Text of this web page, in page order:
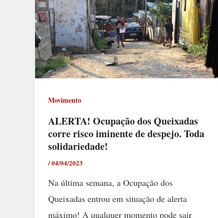
Movimento
ALERTA! Ocupação dos Queixadas
corre risco iminente de despejo. Toda
solidariedade!
/04/04/2023
Na última semana, a Ocupação dos
Queixadas entrou em situação de alerta
máximo! A qualquer momento pode sair